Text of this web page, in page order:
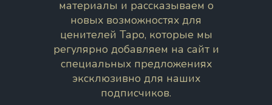
материалы и рассказываем о
новых возможностях для
ценителей Таро, которые мы
регулярно добавляем на сайт и
специальных предложениях
эксклюзивно для наших
подписчиков.